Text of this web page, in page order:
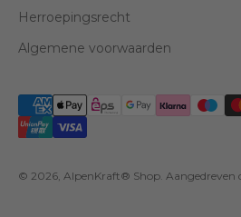
Herroepingsrecht
Algemene voorwaarden
© 2026, AlpenKraft® Shop. Aangedreven